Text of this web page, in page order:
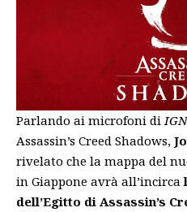
Parlando ai microfoni diIGN
Assassin’s Creed Shadows,
rivelato che la mappa del
in Giappone avrà all’incirca
dell’Egitto di Assassin’s